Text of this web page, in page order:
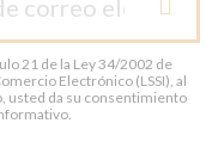
21 de la Ley 34/2002 de
Electrónico (LSSI), al
usted da su consentimiento